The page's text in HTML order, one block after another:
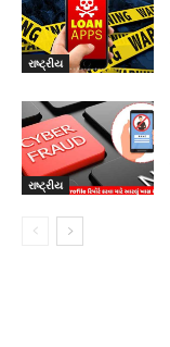
રાષ્ટ્રીય
રાષ્ટ્રીય